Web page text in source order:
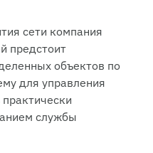
сети компания
предстоит
объектов по
для управления
службы